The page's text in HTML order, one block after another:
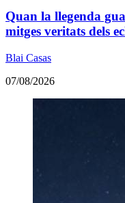
Quan la llegenda
mitges veritats dels
Blai Casas
07/08/2026